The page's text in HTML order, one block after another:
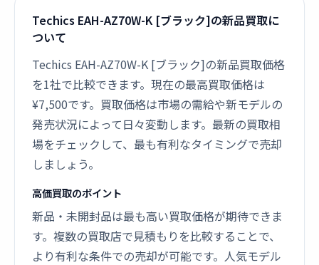
Techics EAH-AZ70W-K [ブラック]の新品買取に
ついて
Techics EAH-AZ70W-K [ブラック]の新品買取価格
を1社で比較できます。現在の最高買取価格は
¥7,500です。買取価格は市場の需給や新モデルの
発売状況によって日々変動します。最新の買取相
場をチェックして、最も有利なタイミングで売却
しましょう。
高価買取のポイント
新品・未開封品は最も高い買取価格が期待できま
す。複数の買取店で見積もりを比較することで、
より有利な条件での売却が可能です。人気モデル